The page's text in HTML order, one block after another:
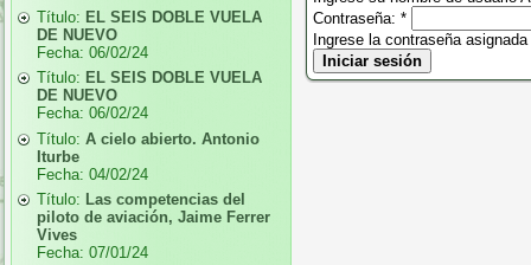
Título: EL SEIS DOBLE VUELA
DE NUEVO
Fecha: 06/02/24
Título: EL SEIS DOBLE VUELA
DE NUEVO
Fecha: 06/02/24
Título: A cielo abierto. Antonio
Iturbe
Fecha: 04/02/24
Título: Las competencias del
piloto de aviación, Jaime Ferrer
Vives
Fecha: 07/01/24
Contraseña: *
Ingrese la contraseña